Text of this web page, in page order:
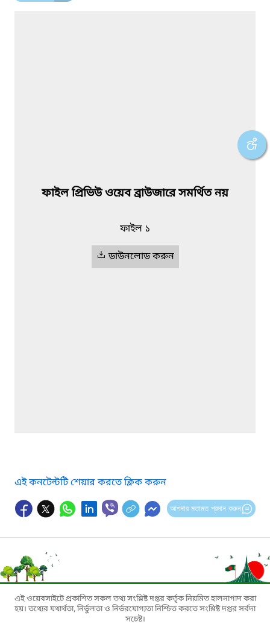
ফাইল প্রিভিউ ওয়েব ব্রাউজারে সমর্থিত নয়
ফাইল ১
ডাউনলোড করুন
এই কনটেন্টটি শেয়ার করতে ক্লিক করুন
আপনার মতামত প্রদান করুন
এই ওয়েবসাইটে প্রকাশিত সকল তথ্য সংশ্লিষ্ট দপ্তর কর্তৃক নিয়মিত হালনাগাদ করা
হয়। তথ্যের যথার্থতা, নির্ভুলতা ও নির্ভরযোগ্যতা নিশ্চিত করতে সংশ্লিষ্ট দপ্তর সর্বদা
সচেষ্ট।